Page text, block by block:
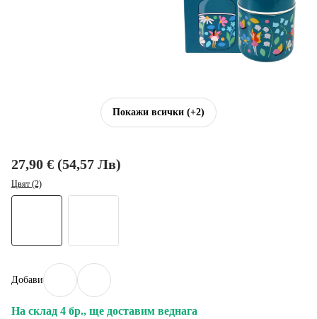
Покажи всички (+2)
27,90 € (54,57 Лв)
Цвят (2)
Добави
На склад 4 бр., ще доставим веднага